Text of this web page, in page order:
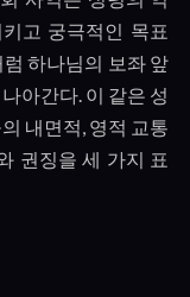
고 궁극적인 목표
하나님의 보좌 앞
아간다. 이 같은 성
내면적, 영적 교통
권징을 세 가지 표